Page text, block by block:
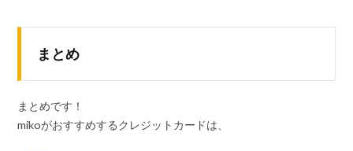
まとめ
まとめです！
mikoがおすすめするクレジットカードは、